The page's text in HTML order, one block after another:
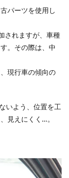
パーツを使用し
されますが、車種
。その際は、中
現行車の傾向の
いよう、位置を工
見えにくく…。